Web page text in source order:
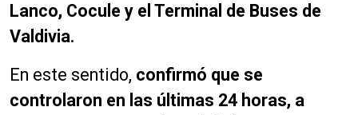
Lanco, Cocule y el Terminal de Buses de
Valdivia.
En este sentido, confirmó que se
controlaron en las últimas 24 horas, a